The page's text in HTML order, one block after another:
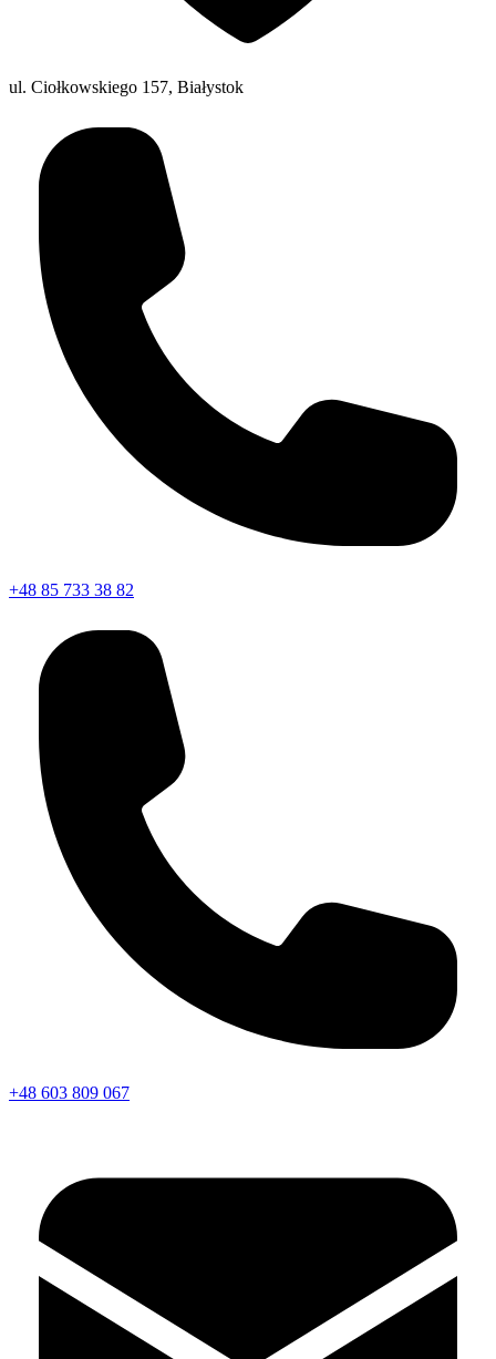
ul. Ciołkowskiego 157, Białystok
+48 85 733 38 82
+48 603 809 067